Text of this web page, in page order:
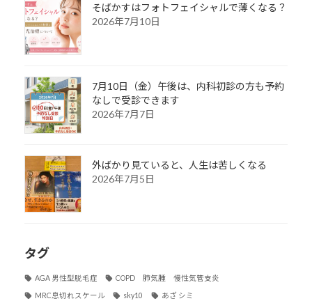
そばかすはフォトフェイシャルで薄くなる？
2026年7月10日
7月10日（金）午後は、内科初診の方も予約
なしで受診できます
2026年7月7日
外ばかり見ていると、人生は苦しくなる
2026年7月5日
タグ
AGA 男性型脱毛症 COPD 肺気腫 慢性気管支炎
MRC息切れスケール sky10 あざ シミ